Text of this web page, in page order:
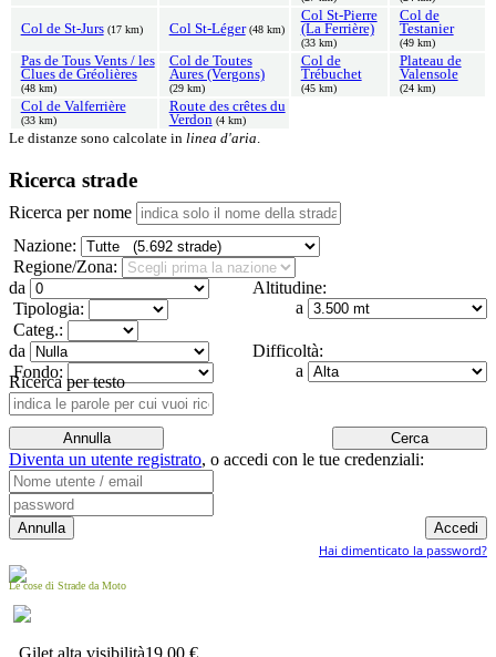
Col de St-Jurs (17 km) Col St-Léger (48 km)
Col St-Pierre
(La Ferrière)
(33 km)
Col de
Testanier
(49 km)
Pas de Tous Vents / les
Clues de Gréolières
(48 km)
Col de Toutes
Aures (Vergons)
(29 km)
Col de
Trébuchet
(45 km)
Plateau de
Valensole
(24 km)
Col de Valferrière
(33 km)
Route des crêtes du
Verdon (4 km)
Le distanze sono calcolate in linea d'aria.
Ricerca strade
Ricerca per nome
Nazione:
Regione/Zona:
Altitudine:
da
a
Tipologia:
Categ.:
Difficoltà:
da
a
Fondo:
Ricerca per testo
Diventa un utente registrato, o accedi con le tue credenziali:
Hai dimenticato la password?
Le cose di Strade da Moto